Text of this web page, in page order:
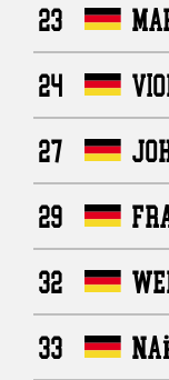
23
24
27
29
32
33